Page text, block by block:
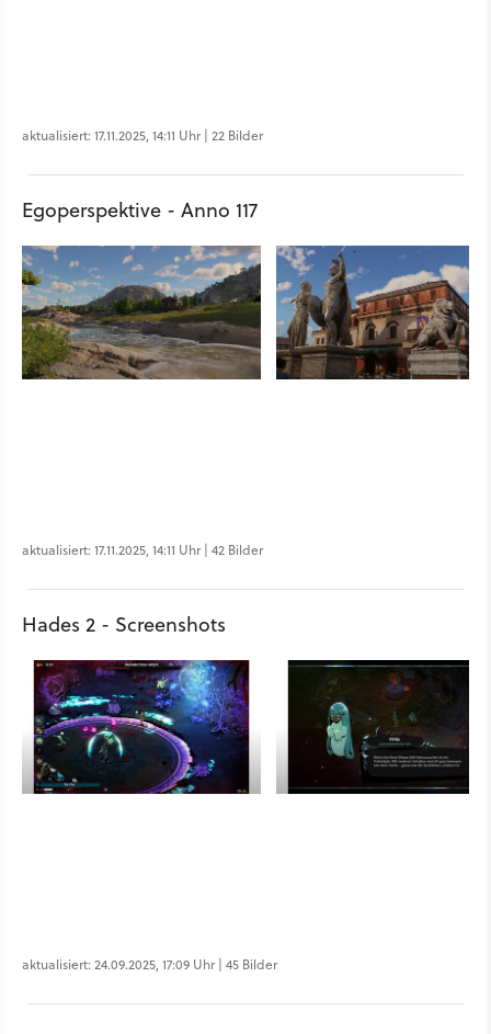
aktualisiert: 17.11.2025, 14:11 Uhr | 22 Bilder
Egoperspektive - Anno 117
aktualisiert: 17.11.2025, 14:11 Uhr | 42 Bilder
Hades 2 - Screenshots
aktualisiert: 24.09.2025, 17:09 Uhr | 45 Bilder